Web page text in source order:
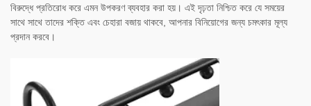
বিরুদ্ধে প্রতিরোধ করে এমন উপকরণ ব্যবহার করা হয়। এই দৃঢ়তা নিশ্চিত করে যে সময়ের
সাথে সাথে তাদের শক্তি এবং চেহারা বজায় থাকবে, আপনার বিনিয়োগের জন্য চমৎকার মূল্য
প্রদান করবে।